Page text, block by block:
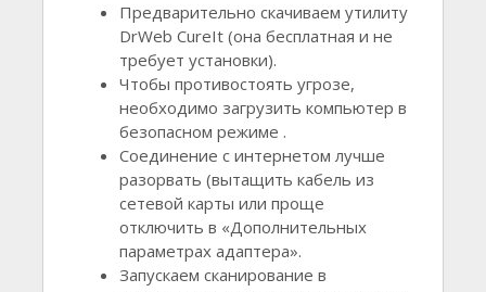
Предварительно скачиваем утилиту
DrWeb CureIt (она бесплатная и не
требует установки).
Чтобы противостоять угрозе,
необходимо загрузить компьютер в
безопасном режиме .
Соединение с интернетом лучше
разорвать (вытащить кабель из
сетевой карты или проще
отключить в «Дополнительных
параметрах адаптера».
Запускаем сканирование в